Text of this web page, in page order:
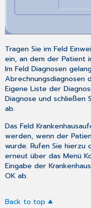
Tragen Sie im Feld
ein, an dem der Patient
Im FeldDiagnosen
Abrechnungsdiagnosen
Eigene Liste der
Diagnose und
ab.
Das Feld
werden, wenn der
wurde. Rufen Sie hierzu
erneut über das Menü
Eingabe der
OK ab.
Back to top